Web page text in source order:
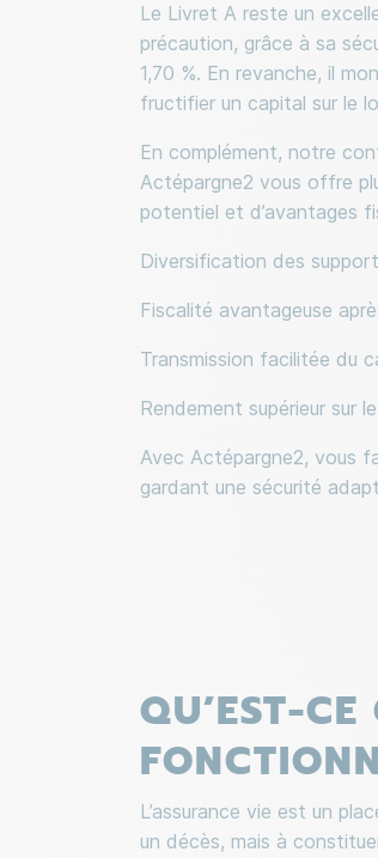
Le Livret A reste un
précaution, grâce à sa
1,70 %. En revanche, il
fructifier un capital sur le
En complément, notre
Actépargne2 vous offre
potentiel et d’avantages
Diversification des
Fiscalité avantageuse
Transmission facilitée du
Rendement supérieur sur
Avec Actépargne2, vous
gardant une sécurité
QU’EST-
L’assurance vie est un
un décès, mais à